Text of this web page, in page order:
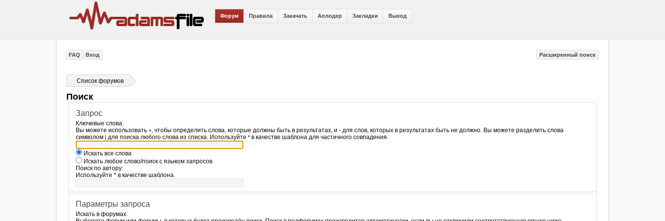
Форум Правила Закачать Аплодер Закладки Выход
FAQ Вход Расширенный поиск
Список форумов
Поиск
Запрос
Ключевые слова:
Вы можете использовать+, чтобы определить слова, которые должны быть в результатах, и- для слов, которых в результатах быть не должно. Вы можете разделить слова
символом | для поиска любого слова из списка. Используйте* в качестве шаблона для частичного совпадения.
Искать все слова
Искать любое слово/поиск с языком запросов
Поиск по автору:
Используйте * в качестве шаблона.
Параметры запроса
Искать в форумах: